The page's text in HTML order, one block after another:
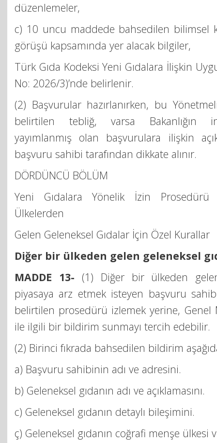
düzenlemeler,
c) 10 uncu maddede bahsedilen bilimsel
görüşü kapsamında yer alacak bilgiler,
Türk Gıda Kodeksi Yeni Gıdalara İlişkin
No: 2026/3)’nde belirlenir.
(2) Başvurular hazırlanırken, bu
belirtilen tebliğ, varsa Bakanlığın
yayımlanmış olan başvurulara ilişkin
başvuru sahibi tarafından dikkate alınır.
DÖRDÜNCÜ BÖLÜM
Yeni Gıdalara Yönelik İzin Prosedürü
Ülkelerden
Gelen Geleneksel Gıdalar İçin Özel Kurallar
Diğer bir ülkeden gelen geleneksel
MADDE 13- (1) Diğer bir ülkeden
piyasaya arz etmek isteyen başvuru
belirtilen prosedürü izlemek yerine,
ile ilgili bir bildirim sunmayı tercih edebilir.
(2) Birinci fıkrada bahsedilen bildirim
a) Başvuru sahibinin adı ve adresini.
b) Geleneksel gıdanın adı ve açıklamasını.
c) Geleneksel gıdanın detaylı bileşimini.
ç) Geleneksel gıdanın coğrafi menşe ülkesi